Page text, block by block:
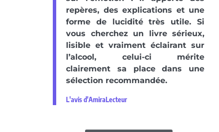
repères, des explications et une
forme de lucidité très utile. Si
vous cherchez un livre sérieux,
lisible et vraiment éclairant sur
l’alcool, celui-ci mérite
clairement sa place dans une
sélection recommandée.
L'avis d'AmiraLecteur